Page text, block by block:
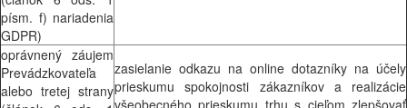
písm. f) nariadenia
GDPR)
oprávnený záujem
Prevádzkovateľa
alebo tretej strany
zasielanie odkazu na online dotazníky na účely
prieskumu spokojnosti zákazníkov a realizácie
všeobecného prieskumu trhu s cieľom zlepšovať